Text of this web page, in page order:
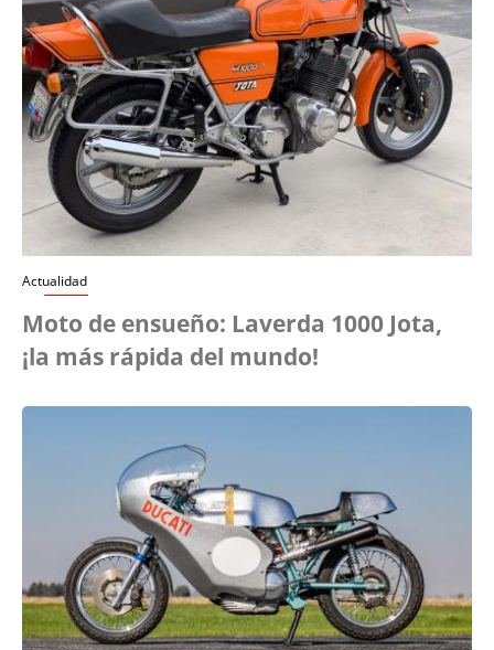
Actualidad
Moto de ensueño: Laverda 1000 Jota,
¡la más rápida del mundo!